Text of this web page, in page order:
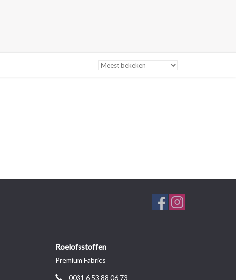
Roelofsstoffen
Premium Fabrics
0031 6 53 88 06 73